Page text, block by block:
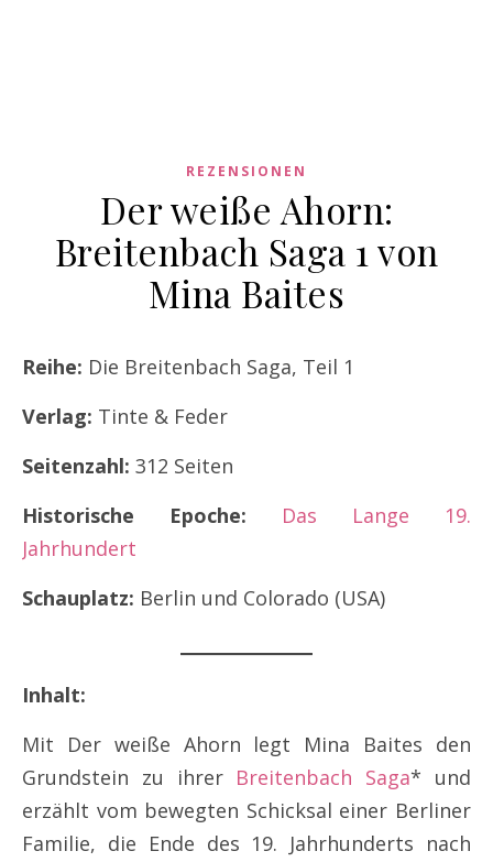
REZENSIONEN
Der weiße Ahorn:
Breitenbach Saga 1 von
Mina Baites
Reihe: Die Breitenbach Saga, Teil 1
Verlag: Tinte & Feder
Seitenzahl: 312 Seiten
Historische Epoche:
Das Lange 19.
Jahrhundert
Schauplatz: Berlin und Colorado (USA)
Inhalt:
Mit Der weiße Ahorn legt Mina Baites den
Grundstein zu ihrer Breitenbach Saga* und
erzählt vom bewegten Schicksal einer Berliner
Familie, die Ende des 19. Jahrhunderts nach